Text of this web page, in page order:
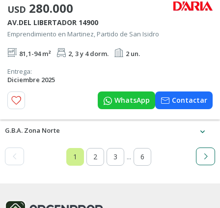
USD 280.000
AV.DEL LIBERTADOR 14900
Emprendimiento en Martinez, Partido de San Isidro
81,1-94 m² 2, 3 y 4 dorm.
2 un.
Entrega:
Diciembre 2025
WhatsApp Contactar
G.B.A. Zona Norte
1 2 3 ... 6